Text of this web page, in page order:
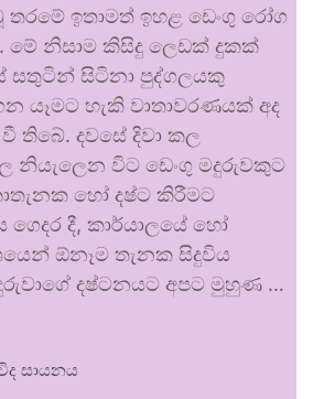
ඉතාමත් ඉහළ ඩෙංගු රෝග
මේ නිසාම කිසිදු ලෙඩක් දුකක්
සතුටින් සිටිනා පුද්ගලයකු
යෑමට හැකි වාතාවරණයක් අද
තිබේ. දවසේ දිවා කල
නියැලෙන විට ඩෙංගු මදුරුවකුට
හෝ දෂ්ට කිරීමට
ගෙදර දී, කාර්යාලයේ හෝ
ඕනෑම තැනක සිදුවිය
දෂ්ටනයට අපට මුහුණ …
සායනය